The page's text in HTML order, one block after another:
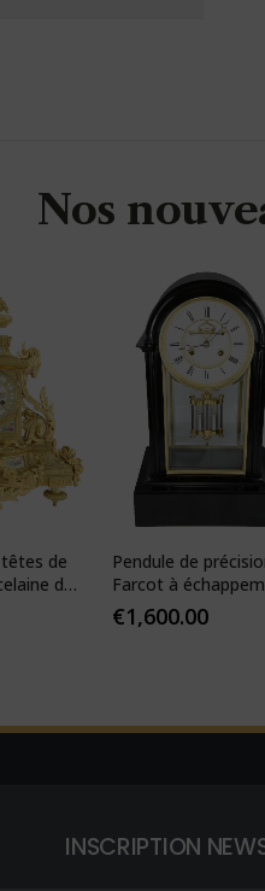
Nos
de
de
Pendule de
Farcot à
Brocot visible
€1,600.00
INSCRIPTION